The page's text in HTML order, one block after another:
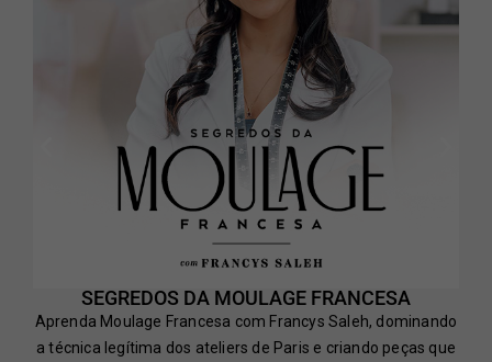
SEGREDOS DA MOULAGE FRANCESA
Aprenda Moulage Francesa com Francys Saleh, dominando
a técnica legítima dos ateliers de Paris e criando peças que